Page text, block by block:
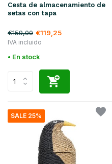
Cesta de almacenamiento de
setas con tapa
€159,00 €119,25
IVA incluido
• En stock
SALE 25%